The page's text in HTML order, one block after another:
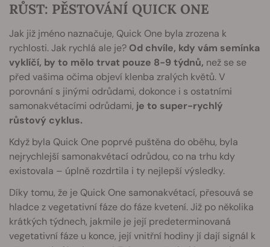
RŮST: PĚSTOVÁNÍ QUICK ONE
Jak již jméno naznačuje, Quick One byla zrozena k
rychlosti. Jak rychlá ale je? Od chvíle, kdy vám semínka
vyklíčí, by to mělo trvat pouze 8-9 týdnů, než se se
před vašima očima objeví klenba zralých květů. V
porovnání s jinými odrůdami, dokonce i s ostatními
samonakvétacími odrůdami, je to super-rychlý
růstový cyklus.
Když byla Quick One poprvé puštěna do oběhu, byla
nejrychlejší samonakvétací odrůdou, co na trhu kdy
existovala – úplně rozdrtila i ty nejlepší výsledky.
Díky tomu, že je Quick One samonakvétací, přesouvá se
hladce z vegetativní fáze do fáze kvetení. Již po několika
krátkých týdnech, jakmile je její predeterminovaná
vegetativní fáze u konce, její vnitřní hodiny jí dají signál k